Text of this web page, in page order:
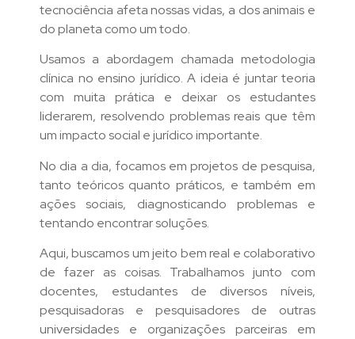
tecnociência afeta nossas vidas, a dos animais e
do planeta como um todo.
Usamos a abordagem chamada metodologia
clínica no ensino jurídico. A ideia é juntar teoria
com muita prática e deixar os estudantes
liderarem, resolvendo problemas reais que têm
um impacto social e jurídico importante.
No dia a dia, focamos em projetos de pesquisa,
tanto teóricos quanto práticos, e também em
ações sociais, diagnosticando problemas e
tentando encontrar soluções.
Aqui, buscamos um jeito bem real e colaborativo
de fazer as coisas. Trabalhamos junto com
docentes, estudantes de diversos níveis,
pesquisadoras e pesquisadores de outras
universidades e organizações parceiras em